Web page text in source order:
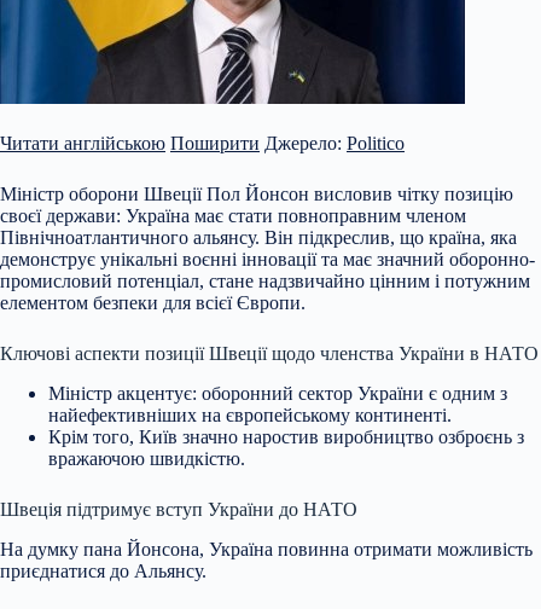
Читати англійською Поширити Джерело: Politico
Міністр оборони Швеції Пол Йонсон висловив чітку позицію
своєї держави: Україна має стати повноправним членом
Північноатлантичного альянсу. Він підкреслив, що країна, яка
демонструє унікальні воєнні інновації та має значний оборонно-
промисловий потенціал, стане надзвичайно цінним і потужним
елементом безпеки для всієї Європи.
Ключові аспекти позиції Швеції щодо членства України в НАТО
Міністр акцентує: оборонний сектор України є одним з
найефективніших на європейському континенті.
Крім того, Київ значно наростив виробництво озброєнь з
вражаючою швидкістю.
Швеція підтримує вступ України до НАТО
На думку пана Йонсона, Україна повинна отримати можливість
приєднатися до Альянсу.